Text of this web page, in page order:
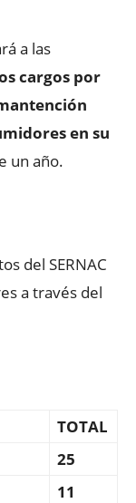
a las
cargos por
en su
un año.
del SERNAC
a través del
TOTAL
25
11